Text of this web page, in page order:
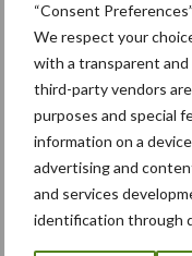
“Consent
We respect your
with a transparent
third-party vendors
purposes and special
information on a
advertising and
and services
identification through